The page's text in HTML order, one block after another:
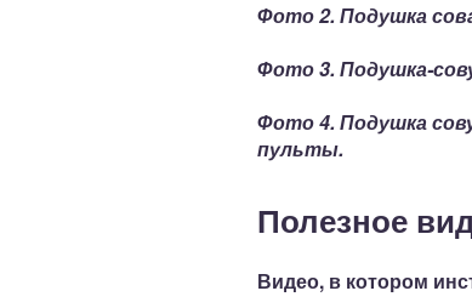
Фото 2. Подушка
Фото 3. Подушка-
Фото 4. Подушка
пульты.
Полезное
Видео, в котором